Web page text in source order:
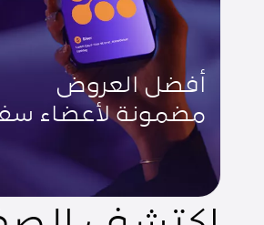
أفضل العروض
مضمونة لأعضاء